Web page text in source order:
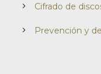
Cifrado de
Prevención y